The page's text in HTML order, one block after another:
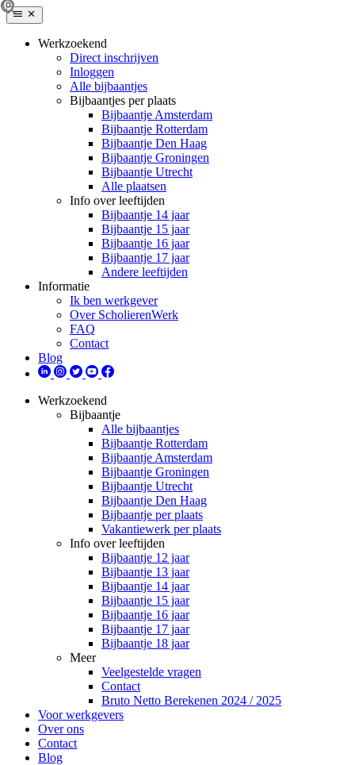
Werkzoekend
Direct inschrijven
Inloggen
Alle bijbaantjes
Bijbaantjes per plaats
Bijbaantje Amsterdam
Bijbaantje Rotterdam
Bijbaantje Den Haag
Bijbaantje Groningen
Bijbaantje Utrecht
Alle plaatsen
Info over leeftijden
Bijbaantje 14 jaar
Bijbaantje 15 jaar
Bijbaantje 16 jaar
Bijbaantje 17 jaar
Andere leeftijden
Informatie
Ik ben werkgever
Over ScholierenWerk
FAQ
Contact
Blog
Werkzoekend
Bijbaantje
Alle bijbaantjes
Bijbaantje Rotterdam
Bijbaantje Amsterdam
Bijbaantje Groningen
Bijbaantje Utrecht
Bijbaantje Den Haag
Bijbaantje per plaats
Vakantiewerk per plaats
Info over leeftijden
Bijbaantje 12 jaar
Bijbaantje 13 jaar
Bijbaantje 14 jaar
Bijbaantje 15 jaar
Bijbaantje 16 jaar
Bijbaantje 17 jaar
Bijbaantje 18 jaar
Meer
Veelgestelde vragen
Contact
Bruto Netto Berekenen 2024 / 2025
Voor werkgevers
Over ons
Contact
Blog